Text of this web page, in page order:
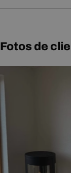
Manual de
Fotos de